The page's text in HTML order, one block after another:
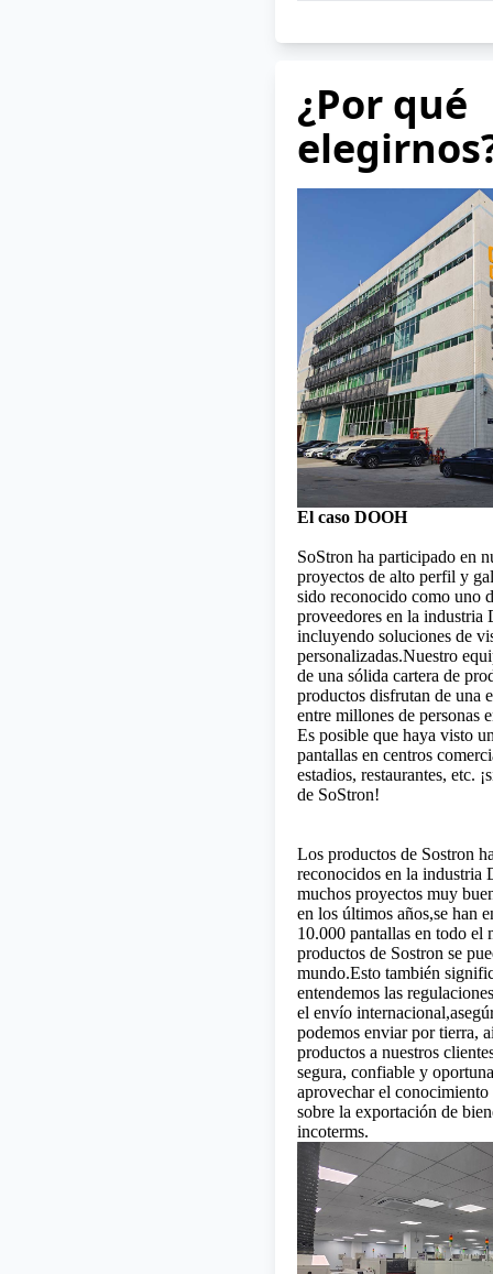
¿Por qué
El caso DOOH
SoStron ha participado en
proyectos de alto perfil y
sido reconocido como uno
proveedores en la industria
incluyendo soluciones de
personalizadas.Nuestro
de una sólida cartera de
productos disfrutan de una
entre millones de personas
Es posible que haya visto
pantallas en centros
estadios, restaurantes, etc.
de SoStron!
Los productos de Sostron
reconocidos en la industria
muchos proyectos muy
en los últimos años,se han
10.000 pantallas en todo el
productos de Sostron se
mundo.Esto también
entendemos las
el envío
podemos enviar por tierra,
productos a nuestros
segura, confiable y
aprovechar el
sobre la exportación de
incoterms.